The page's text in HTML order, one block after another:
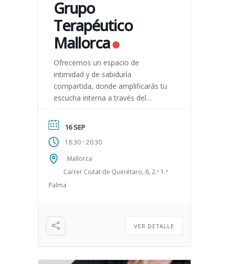
Grupo
Terapéutico
Mallorca
Ofrecemos un espacio de
intimidad y de sabiduría
compartida, donde amplificarás tu
escucha interna a través del
necesidades reales.
16 SEP
18:30-20:30
Mallorca
Carrer Ciutat de Querétaro, 6, 2.º 1.ª
Palma
VER DETALLE